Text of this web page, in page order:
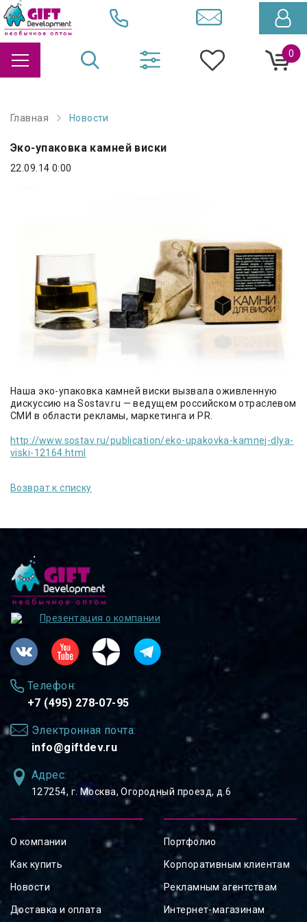
0
Главная Новости
Эко-упаковка камней виски
22.09.14 0:00
Наша эко-упаковка камней виски вызвала оживленную
дискуссию на Sostav.ru — ведущем российском отраслевом
СМИ в области рекламы, маркетинга и PR.
http://www.sostav.ru/publication/eko-upakovka-kamnej-dlya-
viski-12164.html
Возврат к списку
Презентация о компании
Телефон:
+7 (495) 278-07-95
Электронная почта:
info@giftdev.ru
Адрес:
127254, ⁠г. Москва, Огородный проезд, д.6
О компании
Как купить
Новости
Доставка и оплата
Портфолио
Корпоративным клиентам
Рекламным агентствам
Интернет-магазинам